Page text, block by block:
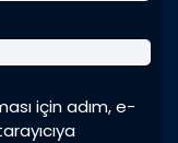
için adım, e-